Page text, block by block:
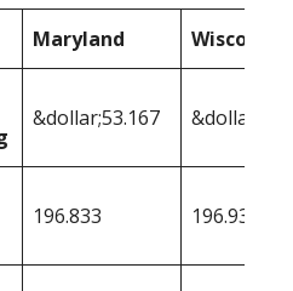
Maryland Wisconsin
&dollar;53.167
196.833 196.936